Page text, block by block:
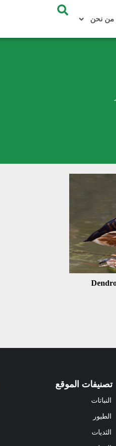
من نحن
تصنيفات الموقع
النباتات
الطيور
الثديات